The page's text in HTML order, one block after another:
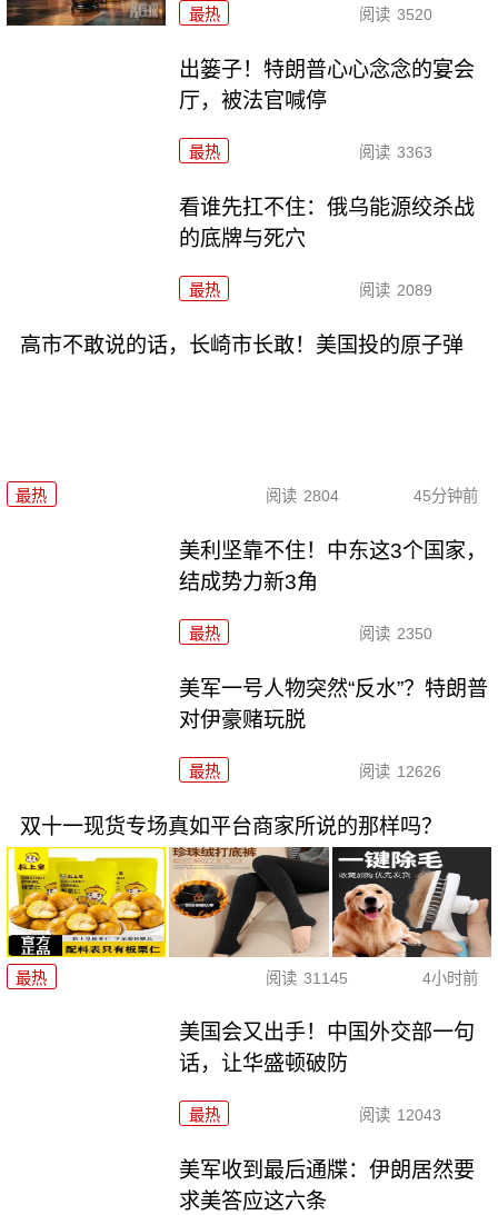
最热 阅读 3520
出篓子！特朗普心心念念的宴会
厅，被法官喊停
最热 阅读 3363
看谁先扛不住：俄乌能源绞杀战
的底牌与死穴
最热 阅读 2089
高市不敢说的话，长崎市长敢！美国投的原子弹
最热 阅读 2804 45分钟前
美利坚靠不住！中东这3个国家，
结成势力新3角
最热 阅读 2350
美军一号人物突然“反水”？特朗普
对伊豪赌玩脱
最热 阅读 12626
双十一现货专场真如平台商家所说的那样吗？
最热 阅读 31145 4小时前
美国会又出手！中国外交部一句
话，让华盛顿破防
最热 阅读 12043
美军收到最后通牒：伊朗居然要
求美答应这六条